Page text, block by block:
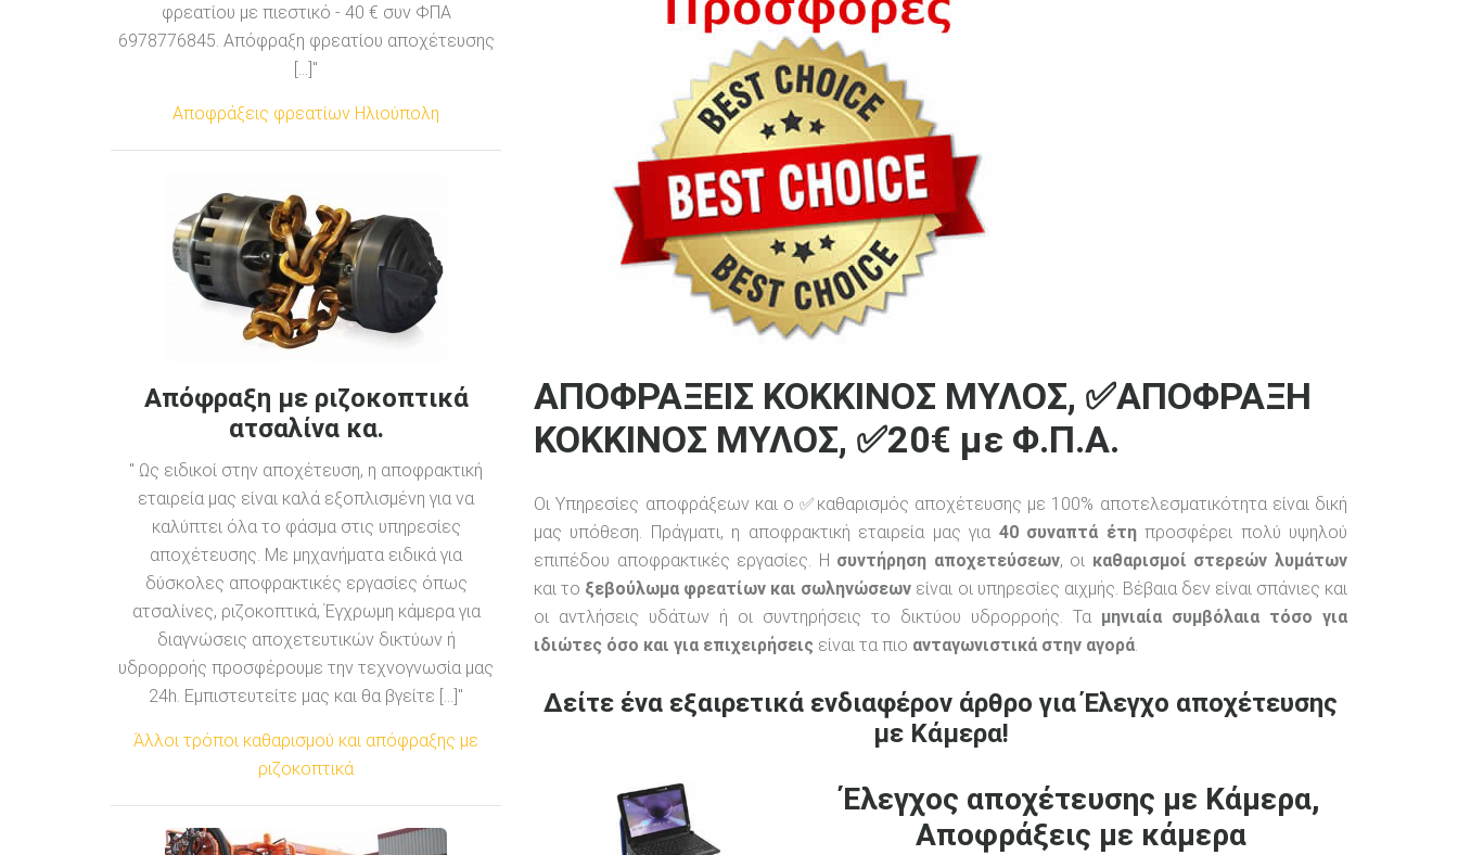
ΑΠΟΦΡΑΞΕΙΣ ΚΟΚΚΙΝΟΣ ΜΥΛΟΣ, ✅ΑΠΟΦΡΑΞΗ
ΚΟΚΚΙΝΟΣ ΜΥΛΟΣ, ✅20€ με Φ.Π.Α.
Οι Υπηρεσίες αποφράξεων και ο ✅καθαρισμός αποχέτευσης με 100% αποτελεσματικότητα είναι δική
μας υπόθεση. Πράγματι, η αποφρακτική εταιρεία μας για 40 συναπτά έτηπροσφέρει πολύ υψηλού
επιπέδου αποφρακτικές εργασίες. Η συντήρηση αποχετεύσεων, οι καθαρισμοί στερεών λυμάτων
και το ξεβούλωμα φρεατίων και σωληνώσεων είναι οι υπηρεσίες αιχμής. Βέβαια δεν είναι σπάνιες και
οι αντλήσεις υδάτων ή οι συντηρήσεις το δικτύου υδρορροής. Τα μηνιαία συμβόλαια τόσο για
ιδιώτες όσο και για επιχειρήσεις είναι τα πιο ανταγωνιστικά στην αγορά.
Δείτε ένα εξαιρετικά ενδιαφέρον άρθρο για Έλεγχο αποχέτευσης
με Κάμερα!
Έλεγχος αποχέτευσης με Κάμερα,
Αποφράξεις με κάμερα
φρεατίου με πιεστικό - 40 € συν ΦΠΑ
6978776845. Απόφραξη φρεατίου αποχέτευσης
[...]"
Αποφράξεις φρεατίων Ηλιούπολη
Απόφραξη με ριζοκοπτικά
ατσαλίνα κα.
" Ως ειδικοί στην αποχέτευση, η αποφρακτική
εταιρεία μας είναι καλά εξοπλισμένη για να
καλύπτει όλα το φάσμα στις υπηρεσίες
αποχέτευσης. Με μηχανήματα ειδικά για
δύσκολες αποφρακτικές εργασίες όπως
ατσαλίνες, ριζοκοπτικά, Έγχρωμη κάμερα για
διαγνώσεις αποχετευτικών δικτύων ή
υδρορροής προσφέρουμε την τεχνογνωσία μας
24h. Εμπιστευτείτε μας και θα βγείτε [...]"
Άλλοι τρόποι καθαρισμού και απόφραξης με
ριζοκοπτικά